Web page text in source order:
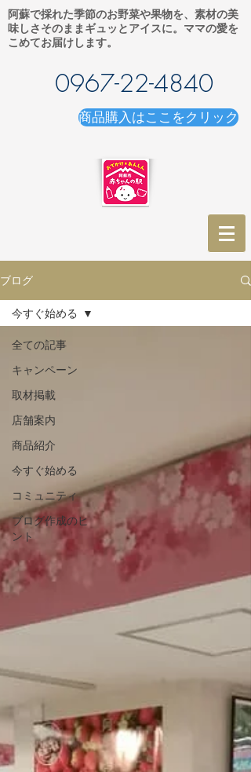
阿蘇で採れた季節のお野菜や果物を、素材の美
味しさそのままギュッとアイスに。ママの愛を
こめてお届けします。
0967-22-4840
商品購入はここをクリック
ブログ
全ての記事
キャンペーン
取材掲載
店舗案内
商品紹介
今すぐ始める
コミュニティ
ブログ作成のヒ
ント
今すぐ始める